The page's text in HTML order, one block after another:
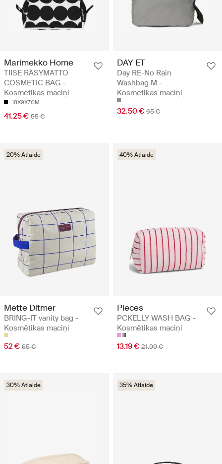
Marimekko Home
TIISE RÄSYMATTO
COSMETIC BAG -
Kosmētikas maciņi
18X9X7CM
41.25 € 55 €
DAY ET
Day RE-No Rain
Washbag M -
Kosmētikas maciņi
32.50 € 65 €
20% Atlaide
Mette Ditmer
BRING-IT vanity bag -
Kosmētikas maciņi
52 € 65 €
40% Atlaide
Pieces
PCKELLY WASH BAG -
Kosmētikas maciņi
13.19 € 21.99 €
30% Atlaide 35% Atlaide